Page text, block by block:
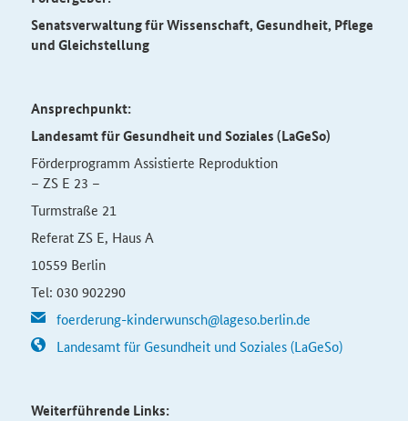
Senatsverwaltung für Wissenschaft, Gesundheit, Pflege
und Gleichstellung
Ansprechpunkt:
Landesamt für Gesundheit und Soziales (LaGeSo)
Förderprogramm Assistierte Reproduktion
– ZS E 23 –
Turmstraße 21
Referat ZS E, Haus A
10559 Berlin
Tel: 030 902290
foerderung-kinderwunsch@lageso.berlin.de
Landesamt für Gesundheit und Soziales (LaGeSo)
Weiterführende Links: